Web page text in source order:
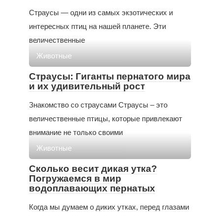
Страусы — одни из самых экзотических и
интересных птиц на нашей планете. Эти
величественные
Животные
Страусы: Гиганты пернатого мира
и их удивительный рост
Знакомство со страусами Страусы – это
величественные птицы, которые привлекают
внимание не только своими
Животные
Сколько весит дикая утка?
Погружаемся в мир
водоплавающих пернатых
Когда мы думаем о диких утках, перед глазами